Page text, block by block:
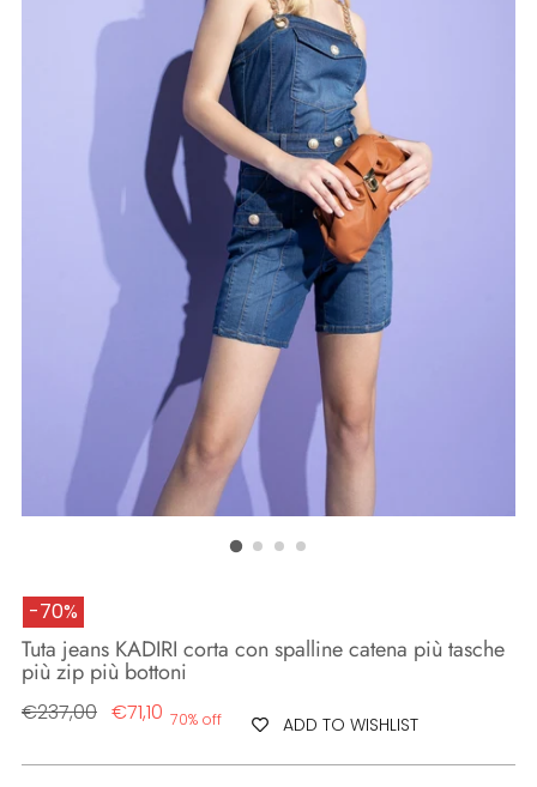
-70%
Tuta jeans KADIRI corta con spalline catena più tasche
più zip più bottoni
Regular
€237,00 €71,10 70% off ADD TO WISHLIST